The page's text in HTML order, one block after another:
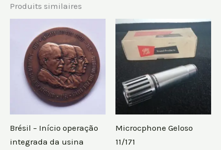
Produits similaires
Brésil – Início operação
integrada da usina
Microcphone Geloso
11/171